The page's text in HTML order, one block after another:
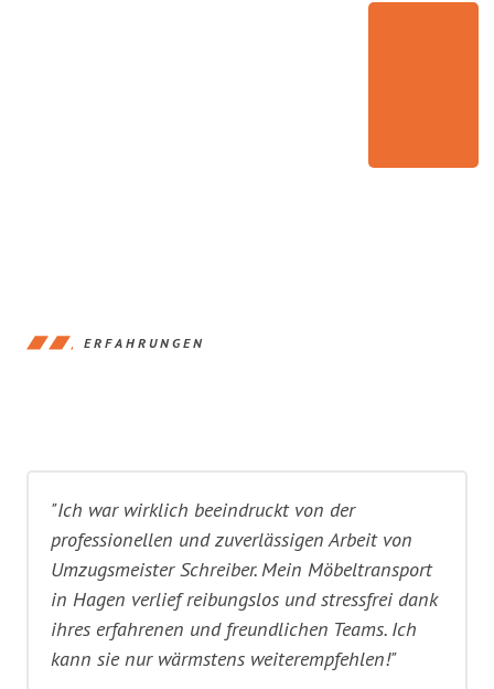
ERFAHRUNGEN
"Ich war wirklich beeindruckt von der
professionellen und zuverlässigen Arbeit von
Umzugsmeister Schreiber. Mein Möbeltransport
in Hagen verlief reibungslos und stressfrei dank
ihres erfahrenen und freundlichen Teams. Ich
kann sie nur wärmstens weiterempfehlen!"